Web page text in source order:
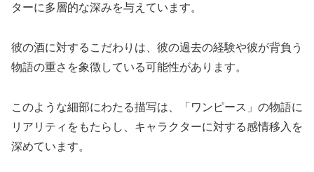
ターに多層的な深みを与えています。
彼の酒に対するこだわりは、彼の過去の経験や彼が背負う
物語の重さを象徴している可能性があります。
このような細部にわたる描写は、「ワンピース」の物語に
リアリティをもたらし、キャラクターに対する感情移入を
深めています。